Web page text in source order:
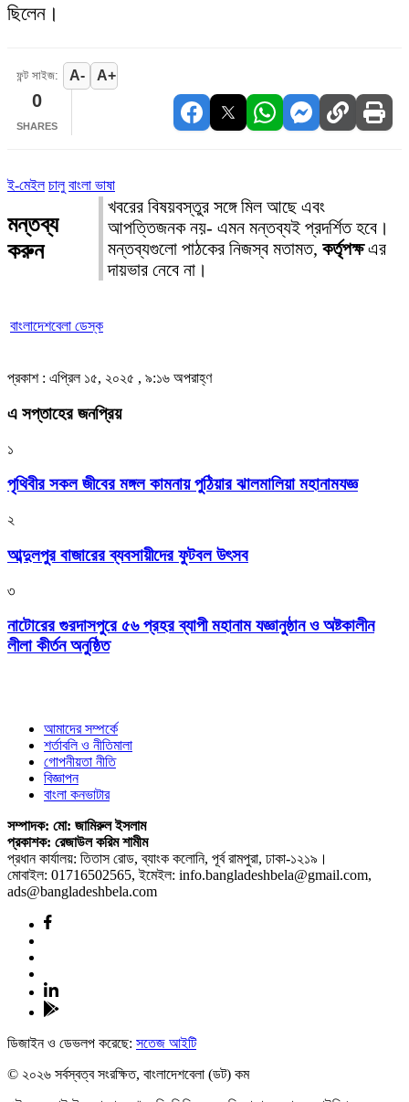
ছিলেন।
ফন্ট সাইজ: A- A+
0
SHARES
ই-মেইল চালু বাংলা ভাষা
মন্তব্য
করুন
খবরের বিষয়বস্তুর সঙ্গে মিল আছে এবং
আপত্তিজনক নয়- এমন মন্তব্যই প্রদর্শিত হবে।
মন্তব্যগুলো পাঠকের নিজস্ব মতামত, কর্তৃপক্ষএর
দায়ভার নেবে না।
বাংলাদেশবেলা ডেস্ক
প্রকাশ : এপ্রিল ১৫, ২০২৫ , ৯:১৬ অপরাহ্ণ
এ সপ্তাহের জনপ্রিয়
১
পৃথিবীর সকল জীবের মঙ্গল কামনায় পুঠিয়ার ঝালমালিয়া মহানামযজ্ঞ
২
আব্দুলপুর বাজারের ব্যবসায়ীদের ফুটবল উৎসব
৩
নাটোরের গুরদাসপুরে ৫৬ প্রহর ব্যাপী মহানাম যজ্ঞানুষ্ঠান ও অষ্টকালীন
লীলা কীর্তন অনুষ্ঠিত
আমাদের সম্পর্কে
শর্তাবলি ও নীতিমালা
গোপনীয়তা নীতি
বিজ্ঞাপন
বাংলা কনভাটার
সম্পাদক: মো: জামিরুল ইসলাম
প্রকাশক: রেজাউল করিম শামীম
প্রধান কার্যালয়: তিতাস রোড, ব্যাংক কলোনি, পূর্ব রামপুরা, ঢাকা-১২১৯।
মোবাইল: 01716502565, ইমেইল: info.bangladeshbela@gmail.com,
ads@bangladeshbela.com
ডিজাইন ও ডেভলপ করেছে: সতেজ আইটি
© ২০২৬ সর্বস্বত্ব সংরক্ষিত, বাংলাদেশবেলা (ডট) কম